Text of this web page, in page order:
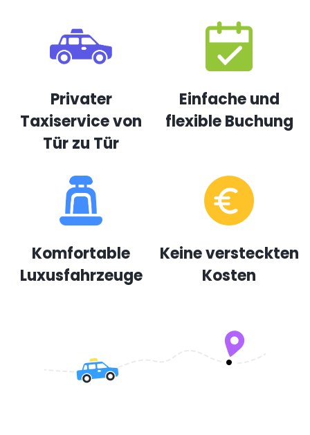
Privater
Taxiservice von
Tür zu Tür
Einfache und
flexible Buchung
Komfortable
Luxusfahrzeuge
Keine versteckten
Kosten